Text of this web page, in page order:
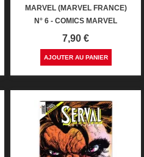
MARVEL (MARVEL FRANCE)
N° 6 - COMICS MARVEL
Prix
7,90 €
AJOUTER AU PANIER